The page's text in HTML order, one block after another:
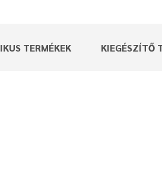
TERMÉKEK KIEGÉSZÍTŐ